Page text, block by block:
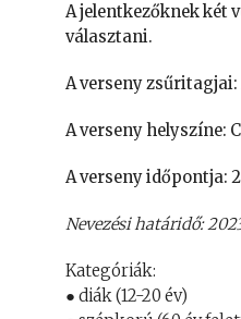
A jelentkezőknek két
választani.
A verseny
A verseny helyszíne:
A verseny időpontja:
Nevezési határidő:
Kategóriák:
● diák (12-20 év)